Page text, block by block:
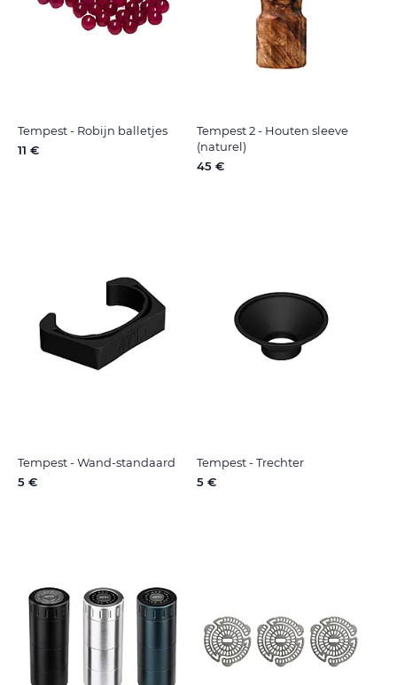
Tempest - Robijn balletjes
11 €
Tempest 2 - Houten sleeve
(naturel)
45 €
Tempest - Wand-standaard
5 €
Tempest - Trechter
5 €